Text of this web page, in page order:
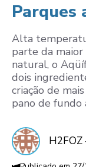
Parques
Alta
parte da
natural, o
dois
criação de
pano de fundo
H2FOZ